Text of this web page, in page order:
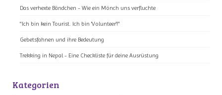
Das verhexte Bändchen - Wie ein Mönch uns verfluchte
"Ich bin kein Tourist. Ich bin 'Volunteer'!"
Gebetsfahnen und ihre Bedeutung
Trekking in Nepal - Eine Checkliste für deine Ausrüstung
Kategorien